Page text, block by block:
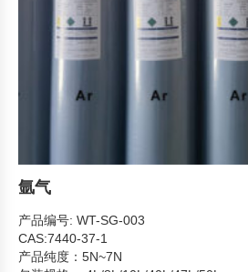
氩气
产品编号: WT-SG-003
CAS:7440-37-1
产品纯度：5N~7N